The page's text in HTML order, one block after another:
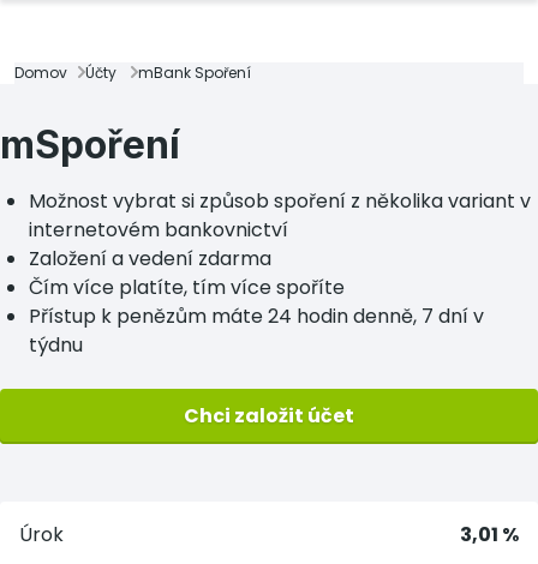
Domov Účty mBank Spoření
mSpoření
Možnost vybrat si způsob spoření z několika variant v
internetovém bankovnictví
Založení a vedení zdarma
Čím více platíte, tím více spoříte
Přístup k penězům máte 24 hodin denně, 7 dní v
týdnu
Chci založit účet
Úrok 3,01 %